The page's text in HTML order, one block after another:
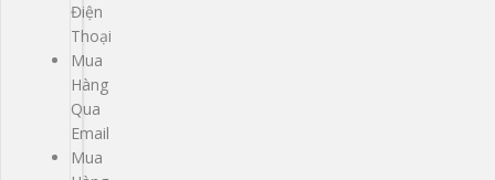
Điện
Thoại
Mua
Hàng
Qua
Email
Mua